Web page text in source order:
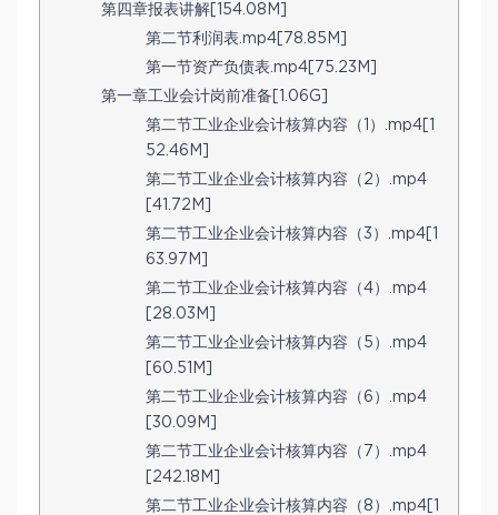
第四章报表讲解[154.08M]
第二节利润表.mp4[78.85M]
第一节资产负债表.mp4[75.23M]
第一章工业会计岗前准备[1.06G]
第二节工业企业会计核算内容（1）.mp4[1
52.46M]
第二节工业企业会计核算内容（2）.mp4
[41.72M]
第二节工业企业会计核算内容（3）.mp4[1
63.97M]
第二节工业企业会计核算内容（4）.mp4
[28.03M]
第二节工业企业会计核算内容（5）.mp4
[60.51M]
第二节工业企业会计核算内容（6）.mp4
[30.09M]
第二节工业企业会计核算内容（7）.mp4
[242.18M]
第二节工业企业会计核算内容（8）.mp4[1